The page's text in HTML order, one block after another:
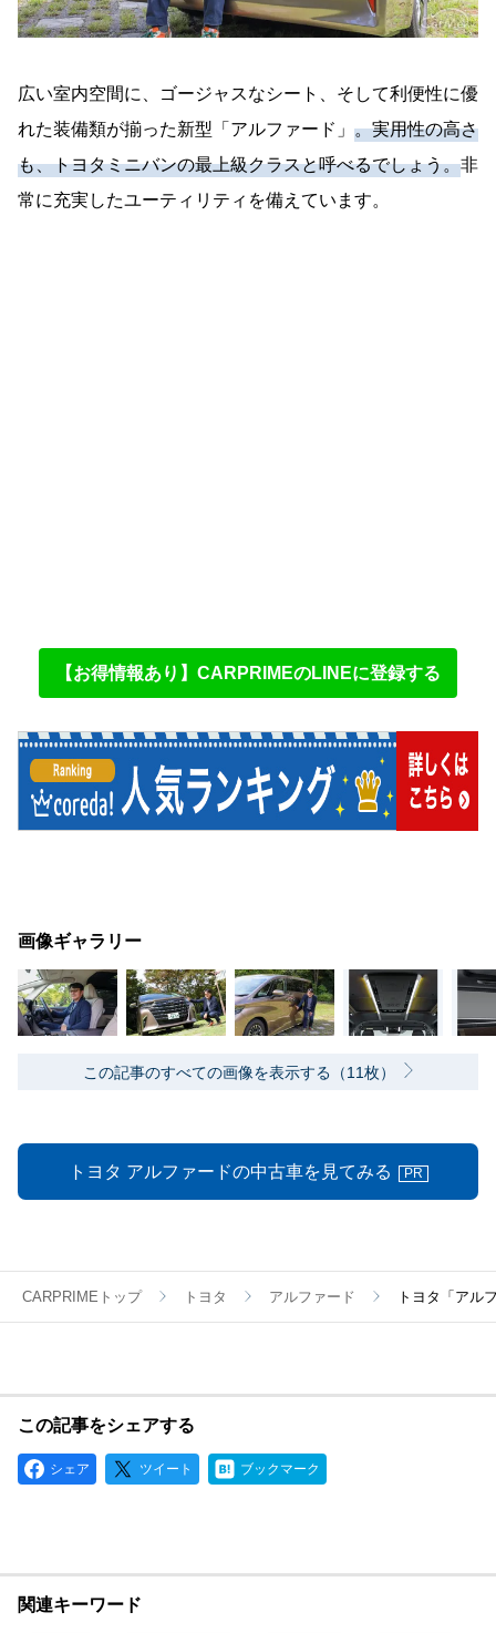
広い室内空間に、ゴージャスなシート、そして利便性に優
れた装備類が揃った新型「アルファード」 。実用性の高さ
も、トヨタミニバンの最上級クラスと呼べるでしょう。非
常に充実したユーティリティを備えています。
【お得情報あり】CARPRIMEのLINEに登録する
画像ギャラリー
この記事のすべての画像を表示する（11枚）
トヨタ アルファードの中古車を見てみる PR
CARPRIMEトップ トヨタ アルファード トヨタ「アル
この記事をシェアする
シェア ツイート ブックマーク
関連キーワード